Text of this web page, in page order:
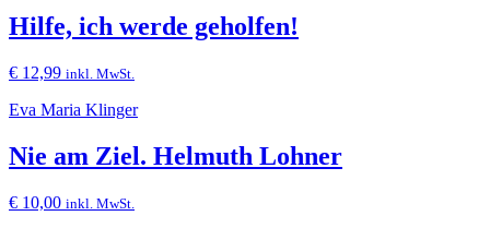
Hilfe, ich werde geholfen!
€ 12,99 inkl. MwSt.
Eva Maria Klinger
Nie am Ziel. Helmuth Lohner
€ 10,00 inkl. MwSt.